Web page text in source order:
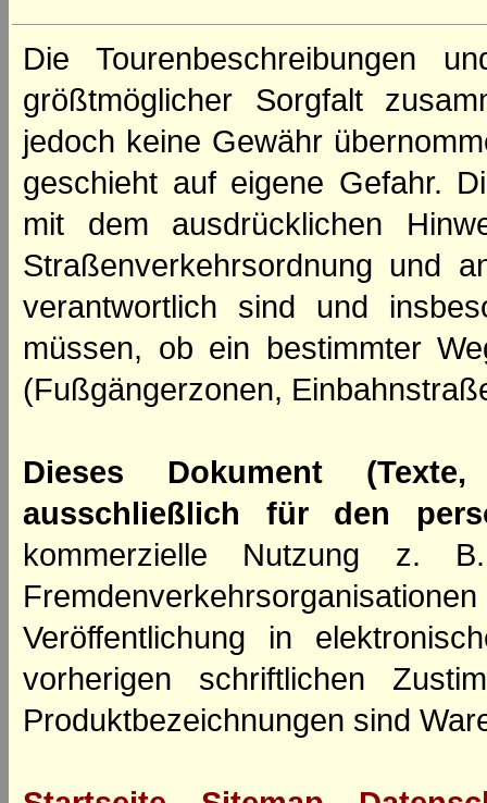
Die Tourenbeschreibungen
größtmöglicher Sorgfalt
jedoch keine Gewähr
geschieht auf eigene Gefahr.
mit dem ausdrücklichen
Straßenverkehrsordnung und
verantwortlich sind und
müssen, ob ein bestimmter
(Fußgängerzonen,
Dieses Dokument
ausschließlich für den
kommerzielle Nutzung z.
Veröffentlichung in
vorherigen schriftlichen
Produktbezeichnungen sind